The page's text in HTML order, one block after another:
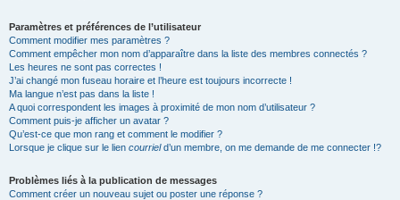
Paramètres et préférences de l’utilisateur
Comment modifier mes paramètres ?
Comment empêcher mon nom d’apparaître dans la liste des membres connectés ?
Les heures ne sont pas correctes !
J’ai changé mon fuseau horaire et l’heure est toujours incorrecte !
Ma langue n’est pas dans la liste !
A quoi correspondent les images à proximité de mon nom d’utilisateur ?
Comment puis-je afficher un avatar ?
Qu’est-ce que mon rang et comment le modifier ?
Lorsque je clique sur le lien courrield’un membre, on me demande de me connecter !?
Problèmes liés à la publication de messages
Comment créer un nouveau sujet ou poster une réponse ?